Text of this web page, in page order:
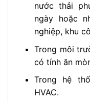
nước thải
ngày hoặc
nghiệp, khu
Trong môi
có tính ăn
Trong hệ
HVAC.